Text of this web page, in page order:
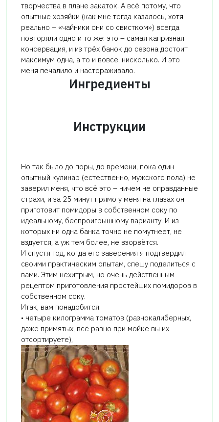
творчества в плане закаток. А всё потому, что
опытные хозяйки (как мне тогда казалось, хотя
реально – «чайники они со свистком») всегда
повторяли одно и то же: это – самая капризная
консервация, и из трёх банок до сезона достоит
максимум одна, а то и вовсе, нисколько. И это
меня печалило и настораживало.
Ингредиенты
Инструкции
Но так было до поры, до времени, пока один
опытный кулинар (естественно, мужского пола) не
заверил меня, что всё это – ничем не оправданные
страхи, и за 25 минут прямо у меня на глазах он
приготовит помидоры в собственном соку по
идеальному, беспроигрышному варианту. И из
которых ни одна банка точно не помутнеет, не
вздуется, а уж тем более, не взорвётся.
И спустя год, когда его заверения я подтвердил
своими практическим опытам, спешу поделиться с
вами. Этим нехитрым, но очень действенным
рецептом приготовления простейших помидоров в
собственном соку.
Итак, вам понадобится:
• четыре килограмма томатов (разнокалиберных,
даже примятых, всё равно при мойке вы их
отсортируете),